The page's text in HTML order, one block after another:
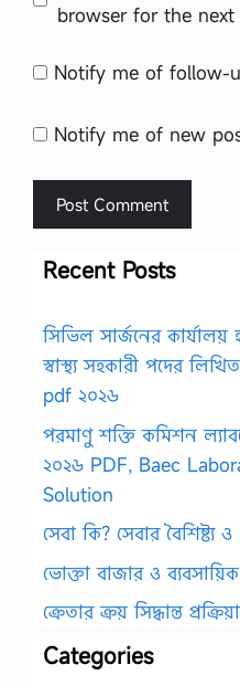
browser for the
Notify me of follow-
Notify me of new
Recent Posts
সিভিল সার্জনের
স্বাস্থ্য সহকারী পদের
pdf ২০২৬
পরমাণু শক্তি কমিশন
২০২৬ PDF, Baec
Solution
সেবা কি? সেবার বৈশিষ্ট্য
ভোক্তা বাজার ও ব্যবসায়িক
ক্রেতার ক্রয় সিদ্ধান্ত
Categories